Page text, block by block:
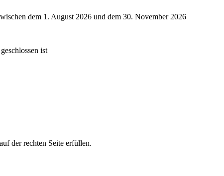
dem 1. August 2026 und dem 30. November 2026
ist
der rechten Seite erfüllen.